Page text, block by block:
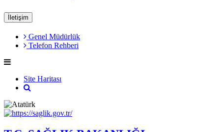
İletişim
Genel Müdürlük
Telefon Rehberi
Site Haritası